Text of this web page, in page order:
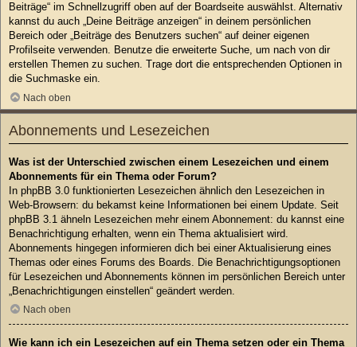
Beiträge“ im Schnellzugriff oben auf der Boardseite auswählst. Alternativ
kannst du auch „Deine Beiträge anzeigen“ in deinem persönlichen
Bereich oder „Beiträge des Benutzers suchen“ auf deiner eigenen
Profilseite verwenden. Benutze die erweiterte Suche, um nach von dir
erstellen Themen zu suchen. Trage dort die entsprechenden Optionen in
die Suchmaske ein.
Nach oben
Abonnements und Lesezeichen
Was ist der Unterschied zwischen einem Lesezeichen und einem
Abonnements für ein Thema oder Forum?
In phpBB 3.0 funktionierten Lesezeichen ähnlich den Lesezeichen in
Web-Browsern: du bekamst keine Informationen bei einem Update. Seit
phpBB 3.1 ähneln Lesezeichen mehr einem Abonnement: du kannst eine
Benachrichtigung erhalten, wenn ein Thema aktualisiert wird.
Abonnements hingegen informieren dich bei einer Aktualisierung eines
Themas oder eines Forums des Boards. Die Benachrichtigungsoptionen
für Lesezeichen und Abonnements können im persönlichen Bereich unter
„Benachrichtigungen einstellen“ geändert werden.
Nach oben
Wie kann ich ein Lesezeichen auf ein Thema setzen oder ein Thema